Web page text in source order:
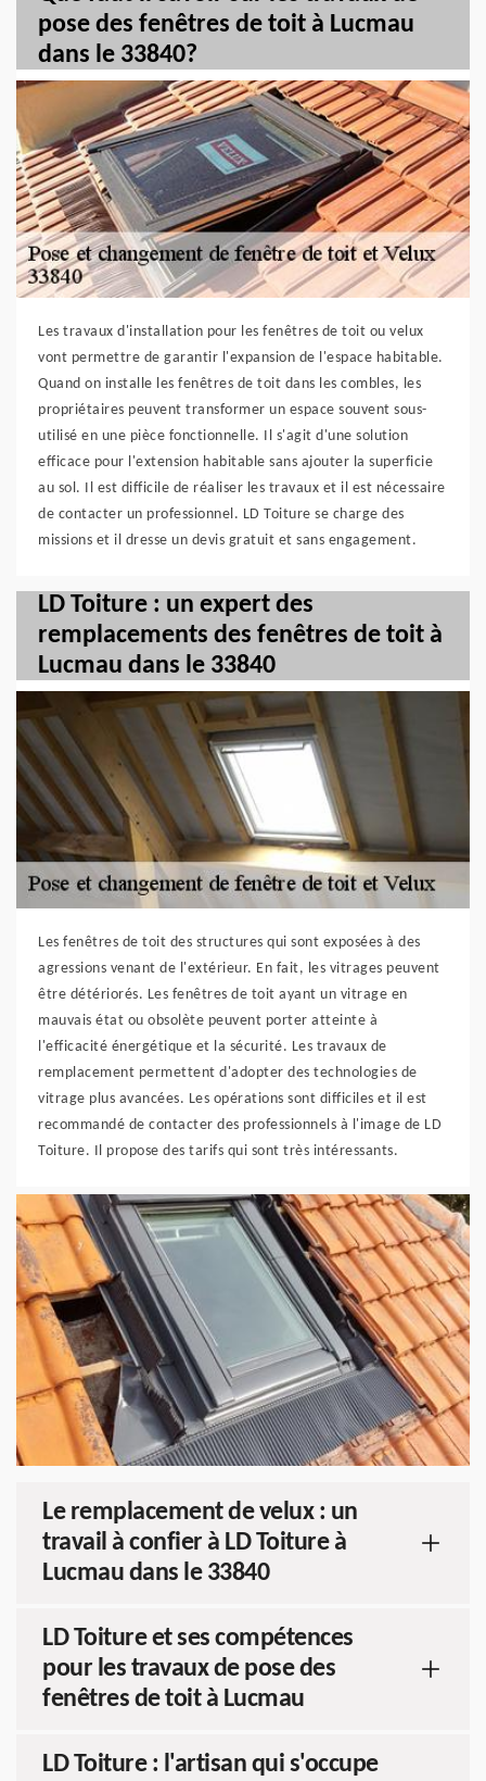
pose des fenêtres de toit à Lucmau
dans le 33840?
Les travaux d'installation pour les fenêtres de toit ou velux
vont permettre de garantir l'expansion de l'espace habitable.
Quand on installe les fenêtres de toit dans les combles, les
propriétaires peuvent transformer un espace souvent sous-
utilisé en une pièce fonctionnelle. Il s'agit d'une solution
efficace pour l'extension habitable sans ajouter la superficie
au sol. Il est difficile de réaliser les travaux et il est nécessaire
de contacter un professionnel. LD Toiture se charge des
missions et il dresse un devis gratuit et sans engagement.
LD Toiture : un expert des
remplacements des fenêtres de toit à
Lucmau dans le 33840
Les fenêtres de toit des structures qui sont exposées à des
agressions venant de l'extérieur. En fait, les vitrages peuvent
être détériorés. Les fenêtres de toit ayant un vitrage en
mauvais état ou obsolète peuvent porter atteinte à
l'efficacité énergétique et la sécurité. Les travaux de
remplacement permettent d'adopter des technologies de
vitrage plus avancées. Les opérations sont difficiles et il est
recommandé de contacter des professionnels à l'image de LD
Toiture. Il propose des tarifs qui sont très intéressants.
Le remplacement de velux : un
travail à confier à LD Toiture à
Lucmau dans le 33840
LD Toiture et ses compétences
pour les travaux de pose des
fenêtres de toit à Lucmau
LD Toiture : l'artisan qui s'occupe